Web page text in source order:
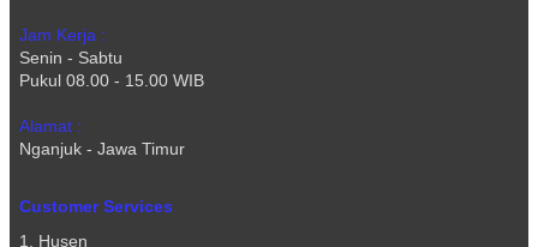
Jam Kerja :
Senin - Sabtu
Pukul 08.00 - 15.00 WIB
Alamat :
Nganjuk - Jawa Timur
Customer Services
1. Husen